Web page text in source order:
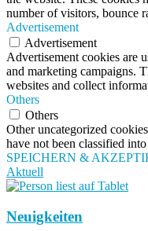
number of visitors, bounce
Advertisement
Advertisement
Advertisement cookies are
and marketing campaigns.
websites and collect
Others
Others
Other uncategorized
have not been classified
SPEICHERN &
Aktuell
Neuigkeiten